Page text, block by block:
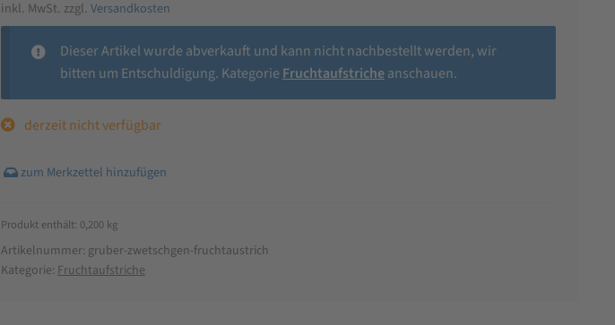
inkl. MwSt. zzgl. Versandkosten
Dieser Artikel wurde abverkauft und kann nicht nachbestellt werden, wir
bitten um Entschuldigung. Kategorie Fruchtaufstricheanschauen.
derzeit nicht verfügbar
Produkt enthält: 0,200 kg
Artikelnummer: gruber-zwetschgen-fruchtaustrich
Kategorie: Fruchtaufstriche